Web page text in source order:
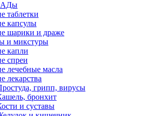
таблетки
капсулы
шарики и драже
и микстуры
капли
спреи
лечебные масла
лекарства
грипп, вирусы
бронхит
и суставы